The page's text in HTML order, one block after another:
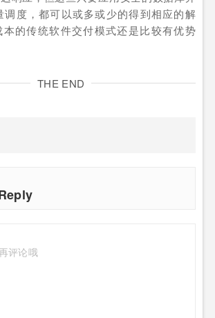
调度，都可以或多或少的得到相应的解
的传统软件交付模式还是比较有优势
THE END
评论哦